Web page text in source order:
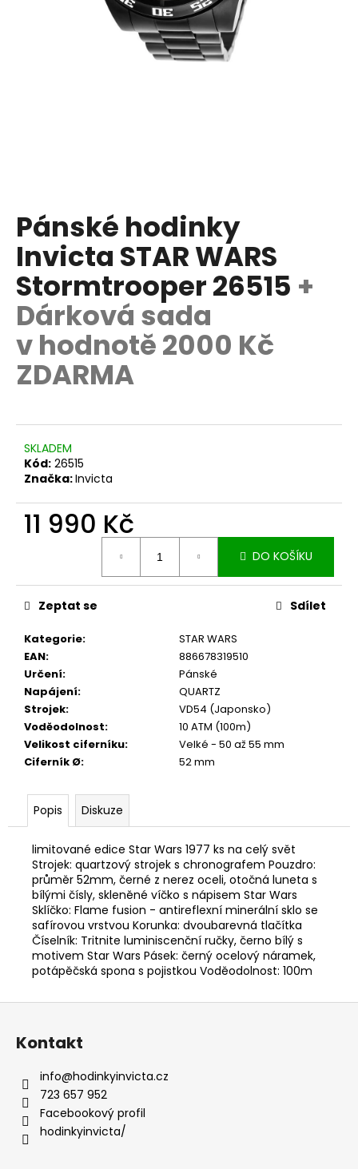
Pánské hodinky
Invicta STAR WARS
Stormtrooper 26515 +
Dárková sada
v hodnotě 2000 Kč
ZDARMA
SKLADEM
Kód: 26515
Značka:Invicta
11 990 Kč
DO KOŠÍKU
Kategorie:
STAR WARS
EAN:
886678319510
Určení:
Pánské
Napájení:
QUARTZ
Strojek:
VD54 (Japonsko)
Voděodolnost:
10 ATM (100m)
Velikost ciferníku:
Velké - 50 až 55 mm
Ciferník Ø: 52 mm
Zeptat se Sdílet
Popis Diskuze
limitované edice Star Wars 1977 ks na celý svět
Strojek: quartzový strojek s chronografem Pouzdro:
průměr 52mm, černé z nerez oceli, otočná luneta s
bílými čísly, skleněné víčko s nápisem Star Wars
Sklíčko: Flame fusion - antireflexní minerální sklo se
safírovou vrstvou Korunka: dvoubarevná tlačítka
Číselník: Tritnite luminiscenční ručky, černo bílý s
motivem Star Wars Pásek: černý ocelový náramek,
potápěčská spona s pojistkou Voděodolnost: 100m
D
o
p
o
r
u
č
u
m
e
Z
Kontakt
info@hodinkyinvicta.cz
723 657 952
Facebookový profil
hodinkyinvicta/